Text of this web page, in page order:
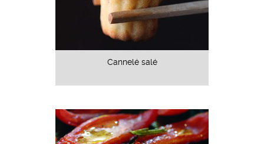
Cannelé salé